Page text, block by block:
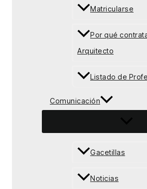
Matricularse
Por qué
Arquitecto
Listado de
Comunicación
Gacetillas
Noticias